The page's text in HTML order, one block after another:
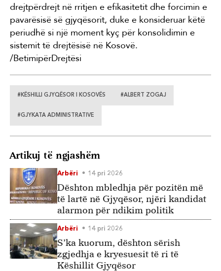
drejtpërdrejt në rritjen e efikasitetit dhe forcimin e
pavarësisë së gjyqësorit, duke e konsideruar këtë
periudhë si një moment kyç për konsolidimin e
sistemit të drejtësisë në Kosovë.
/BetimipërDrejtësi
#KËSHILLI GJYQËSOR I KOSOVËS #ALBERT ZOGAJ
#GJYKATA ADMINISTRATIVE
Artikuj të ngjashëm
Arbëri 14 pri 2026
Dështon mbledhja për pozitën më
të lartë në Gjyqësor, njëri kandidat
alarmon për ndikim politik
Arbëri 14 pri 2026
S’ka kuorum, dështon sërish
zgjedhja e kryesuesit të ri të
Këshillit Gjyqësor